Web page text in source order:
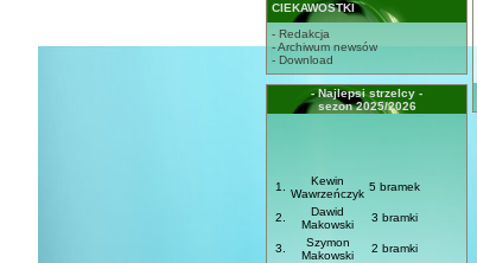
CIEKAWOSTKI
- Redakcja
- Archiwum newsów
- Download
- Najlepsi strzelcy -
sezon 2025/2026
1.
Kewin
Wawrzeńczyk
5 bramek
2.
Dawid
Makowski
3 bramki
3.
Szymon
Makowski
2 bramki